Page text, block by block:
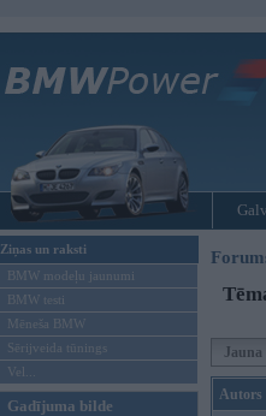
Ziņas un raksti
BMW modeļu jaunumi
BMW testi
Mēneša BMW
Sērijveida tūnings
Vel...
Gadījuma bilde
Jauna
Autors